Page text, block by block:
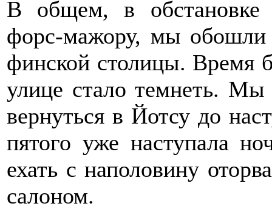
В общем, в обстановке
форс-мажору, мы обошли
финской столицы. Время
улице стало темнеть. Мы
вернуться в Йотсу до
пятого уже наступала
ехать с наполовину
салоном.